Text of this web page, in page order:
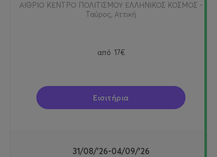
ΑΙΘΡΙΟ ΚΕΝΤΡΟ ΠΟΛΙΤΙΣΜΟΥ ΕΛΛΗΝΙΚΟΣ ΚΟΣΜΟΣ -
Ταύρος, Αττική
από 17€
Εισιτήρια
31/08/'26-04/09/'26